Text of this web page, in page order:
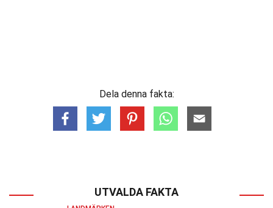
Dela denna fakta:
UTVALDA FAKTA